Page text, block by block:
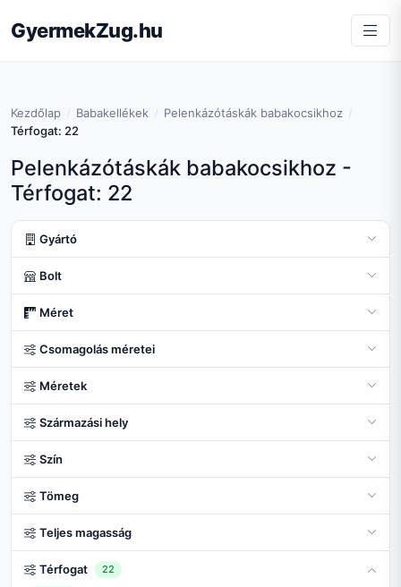
GyermekZug.hu
Kezdőlap Babakellékek
Pelenkázótáskák babakocsikhoz
Térfogat: 22
Pelenkázótáskák babakocsikhoz -
Térfogat: 22
Gyártó
Bolt
Méret
Csomagolás méretei
Méretek
Származási hely
Szín
Tömeg
Teljes magasság
Térfogat 22